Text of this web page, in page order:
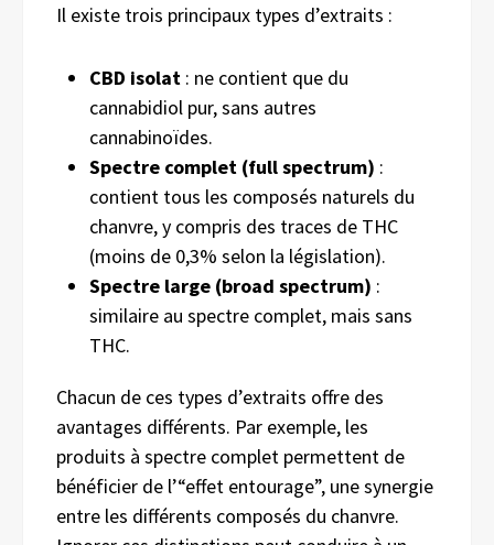
Il existe trois principaux types d’extraits :
CBD isolat : ne contient que du
cannabidiol pur, sans autres
cannabinoïdes.
Spectre complet (full spectrum) :
contient tous les composés naturels du
chanvre, y compris des traces de THC
(moins de 0,3% selon la législation).
Spectre large (broad spectrum) :
similaire au spectre complet, mais sans
THC.
Chacun de ces types d’extraits offre des
avantages différents. Par exemple, les
produits à spectre complet permettent de
bénéficier de l’“effet entourage”, une synergie
entre les différents composés du chanvre.